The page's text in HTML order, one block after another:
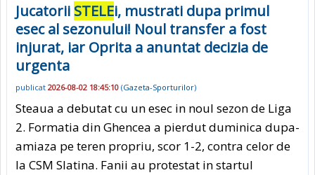
Jucatorii STELEi, mustrati dupa primul
esec al sezonului! Noul transfer a fost
injurat, iar Oprita a anuntat decizia de
urgenta
publicat 2026-08-02 18:45:10 (Gazeta-Sporturilor)
Steaua a debutat cu un esec in noul sezon de Liga
2. Formatia din Ghencea a pierdut duminica dupa-
amiaza pe teren propriu, scor 1-2, contra celor de
la CSM Slatina. Fanii au protestat in startul